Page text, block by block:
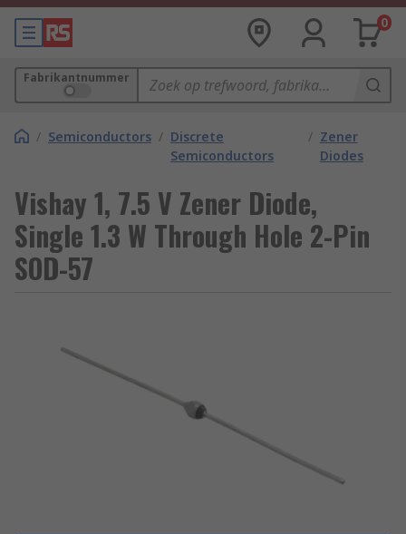
0
Fabrikantnummer
/ Semiconductors / Discrete
Semiconductors
/ Zener
Diodes
Vishay 1, 7.5 V Zener Diode,
Single 1.3 W Through Hole 2-Pin
SOD-57